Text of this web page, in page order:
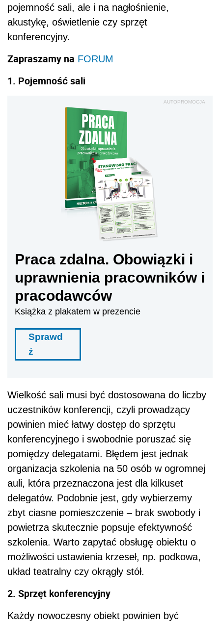
pojemność sali, ale i na nagłośnienie,
akustykę, oświetlenie czy sprzęt
konferencyjny.
Zapraszamy na FORUM
1. Pojemność sali
AUTOPROMOCJA
Praca zdalna. Obowiązki i
uprawnienia pracowników i
pracodawców
Książka z plakatem w prezencie
Sprawd
ź
Wielkość sali musi być dostosowana do liczby
uczestników konferencji, czyli prowadzący
powinien mieć łatwy dostęp do sprzętu
konferencyjnego i swobodnie poruszać się
pomiędzy delegatami. Błędem jest jednak
organizacja szkolenia na 50 osób w ogromnej
auli, która przeznaczona jest dla kilkuset
delegatów. Podobnie jest, gdy wybierzemy
zbyt ciasne pomieszczenie – brak swobody i
powietrza skutecznie popsuje efektywność
szkolenia. Warto zapytać obsługę obiektu o
możliwości ustawienia krzeseł, np. podkowa,
układ teatralny czy okrągły stół.
2. Sprzęt konferencyjny
Każdy nowoczesny obiekt powinien być